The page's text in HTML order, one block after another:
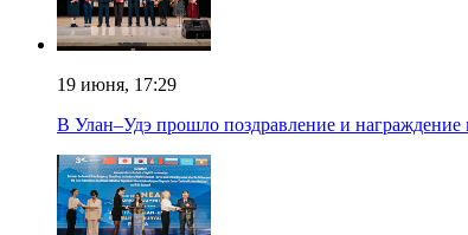
19 июня, 17:29
В Улан–Удэ прошло поздравление и награждение